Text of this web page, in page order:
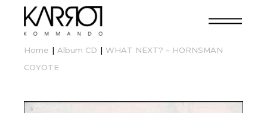
Home Album CD
WHAT NEXT? – HORNSMAN
COYOTE